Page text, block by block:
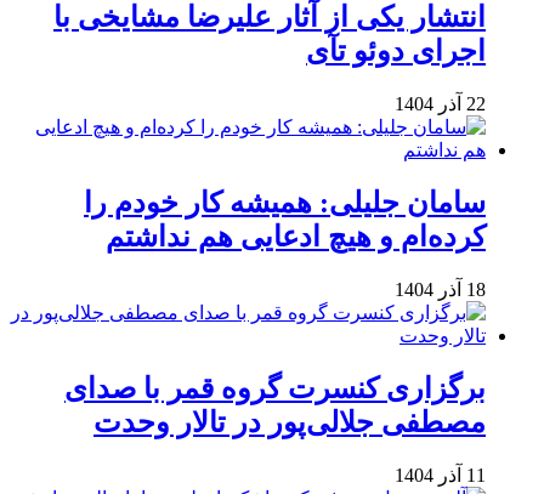
انتشار یکی از آثار علیرضا مشایخی با
اجرای دوئو تآی
22 آذر 1404
سامان جلیلی: همیشه کار خودم را
کرده‌ام و هیچ ادعایی هم نداشتم
18 آذر 1404
برگزاری کنسرت گروه قمر با صدای
مصطفی جلالی‌پور در تالار وحدت
11 آذر 1404